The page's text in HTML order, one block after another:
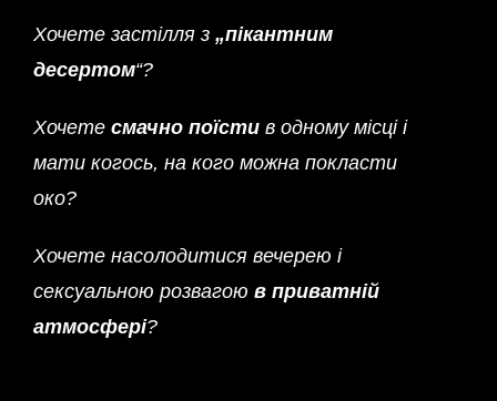
Хочете застілля з „пікантним
десертом“?
Хочете смачно поїстив одному місці і
мати когось, на кого можна покласти
око?
Хочете насолодитися вечерею і
сексуальною розвагою в приватній
атмосфері?